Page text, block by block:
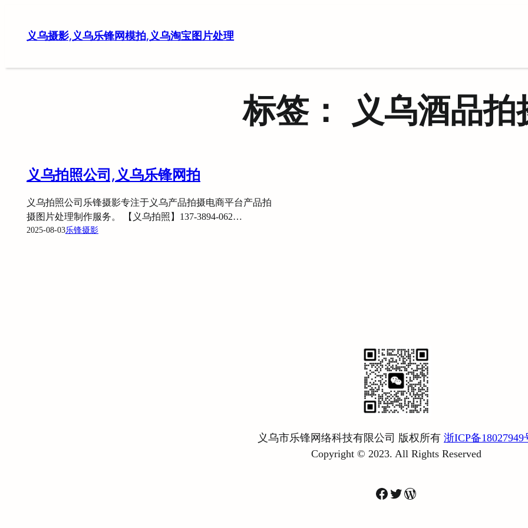
义乌摄影,义乌乐锋网模拍,义乌淘宝图片处理
标签： 义乌酒品拍
义乌拍照公司,义乌乐锋网拍
义乌拍照公司乐锋摄影专注于义乌产品拍摄电商平台产品拍
摄图片处理制作服务。 【义乌拍照】137-3894-062…
2025-08-03乐锋摄影
义乌市乐锋网络科技有限公司 版权所有 浙ICP备18027949
Copyright © 2023. All Rights Reserved
Facebook
Twitter
WordPress